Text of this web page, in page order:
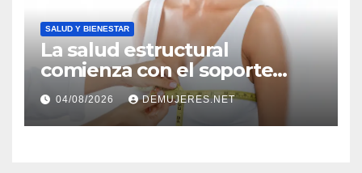
SALUD Y BIENESTAR
La salud estructural
comienza con el soporte
correcto: Caprice revela el
impacto de la lencería en la
salud física de las mujeres
04/08/2026 DEMUJERES.NET